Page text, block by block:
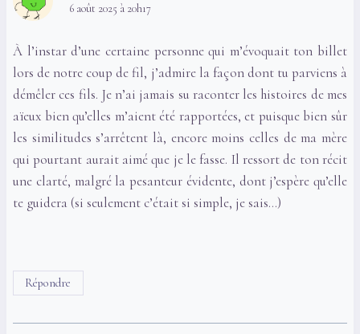
6 août 2025 à 20h17
À l’instar d’une certaine personne qui m’évoquait ton billet
lors de notre coup de fil, j’admire la façon dont tu parviens à
démêler ces fils. Je n’ai jamais su raconter les histoires de mes
aïeux bien qu’elles m’aient été rapportées, et puisque bien sûr
les similitudes s’arrêtent là, encore moins celles de ma mère
qui pourtant aurait aimé que je le fasse. Il ressort de ton récit
une clarté, malgré la pesanteur évidente, dont j’espère qu’elle
te guidera (si seulement c’était si simple, je sais…)
Répondre